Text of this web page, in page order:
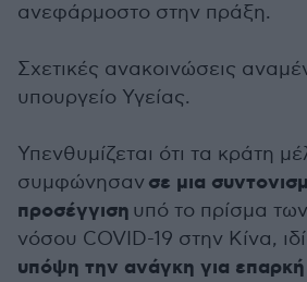
ανεφάρμοστο στην πράξη.
Σχετικές ανακοινώσεις
υπουργείο Υγείας.
Υπενθυμίζεται ότι τα κράτη
συμφώνησαν σε μια
προσέγγιση υπό το πρίσμα
νόσου COVID-19 στην Κίνα,
υπόψη την ανάγκη για επαρκή